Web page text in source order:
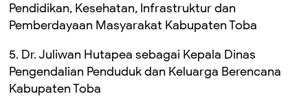
Pendidikan, Kesehatan, Infrastruktur dan
Pemberdayaan Masyarakat Kabupaten Toba
5. Dr. Juliwan Hutapea sebagai Kepala Dinas
Pengendalian Penduduk dan Keluarga Berencana
Kabupaten Toba